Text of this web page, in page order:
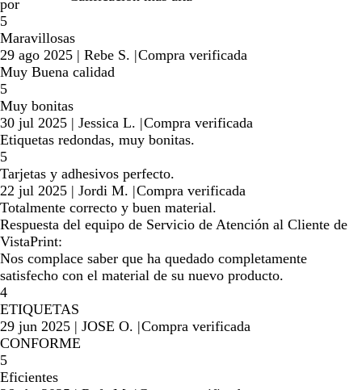
por
5
Maravillosas
29 ago 2025 | Rebe S. |Compra verificada
Muy Buena calidad
5
Muy bonitas
30 jul 2025 | Jessica L. |Compra verificada
Etiquetas redondas, muy bonitas.
5
Tarjetas y adhesivos perfecto.
22 jul 2025 | Jordi M. |Compra verificada
Totalmente correcto y buen material.
Respuesta del equipo de Servicio de Atención al Cliente de
VistaPrint:
Nos complace saber que ha quedado completamente
satisfecho con el material de su nuevo producto.
4
ETIQUETAS
29 jun 2025 | JOSE O. |Compra verificada
CONFORME
5
Eficientes